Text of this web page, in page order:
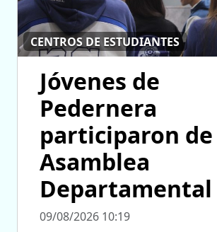
CENTROS DE ESTUDIANTES
Jóvenes de
Pedernera
participaron de
Asamblea
Departamental
09/08/2026 10:19